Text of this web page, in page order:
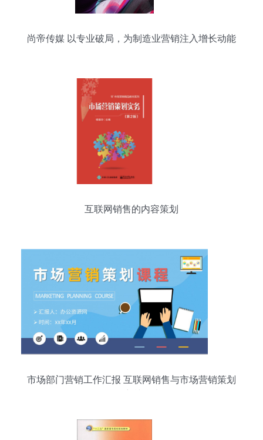
尚帝传媒 以专业破局，为制造业营销注入增长动能
互联网销售的内容策划
市场部门营销工作汇报 互联网销售与市场营销策划